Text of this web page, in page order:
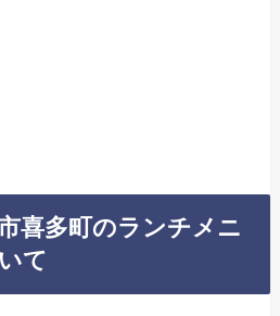
喜多町のランチメニ
て